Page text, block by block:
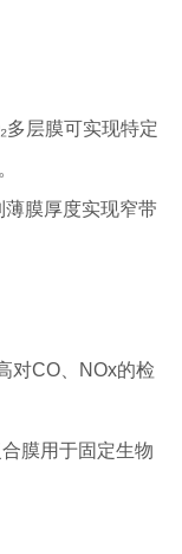
多层膜可实现特定
膜厚度实现窄带
对CO、NOx的检
膜用于固定生物